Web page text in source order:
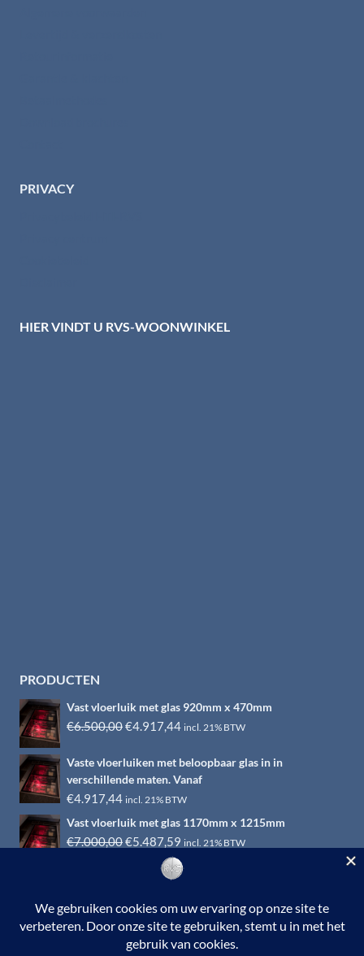
PRIVACY
HIER VINDT U RVS-WOONWINKEL
PRODUCTEN
Vast vloerluik met glas 920mm x 470mm
€6.500,00Oorspronkelijke
was:
€6.500,00.
€4.917,44Huidige
is:
€4.917,44.
incl. 21% BTW
Vaste vloerluiken met beloopbaar glas in in
verschillende maten. Vanaf
€4.917,44 incl. 21% BTW
Vast vloerluik met glas 1170mm x 1215mm
€7.000,00Oorspronkelijke
€5.487,59 Huidige
prijs
is:
incl. 21% BTW
© 2026 RVS-woonwinkel.nl is een onderdeel van HTI-RVS |